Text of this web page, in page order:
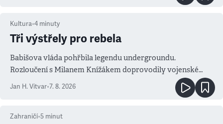
Kultura•4 minuty
Tři výstřely pro rebela
Babišova vláda pohřbila legendu undergroundu.
Rozloučení s Milanem Knížákem doprovodily vojenské
salvy i kritika pokrokářů
Jan H. Vitvar•7. 8. 2026
Zahraničí•5 minut